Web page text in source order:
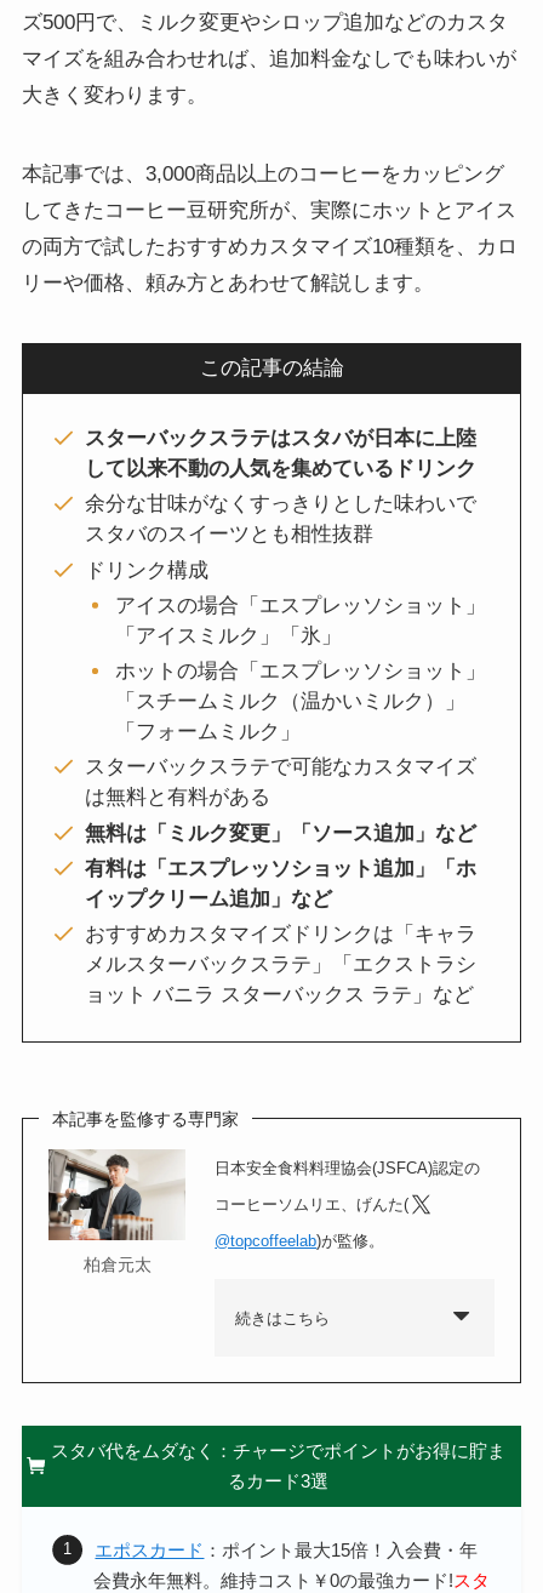
ズ500円で、ミルク変更やシロップ追加などのカスタ
マイズを組み合わせれば、追加料金なしでも味わいが
大きく変わります。
本記事では、3,000商品以上のコーヒーをカッピング
してきたコーヒー豆研究所が、実際にホットとアイス
の両方で試したおすすめカスタマイズ10種類を、カロ
リーや価格、頼み方とあわせて解説します。
この記事の結論
スターバックスラテはスタバが日本に上陸
して以来不動の人気を集めているドリンク
余分な甘味がなくすっきりとした味わいで
スタバのスイーツとも相性抜群
ドリンク構成
アイスの場合「エスプレッソショット」
「アイスミルク」「氷」
ホットの場合「エスプレッソショット」
「スチームミルク（温かいミルク）」
「フォームミルク」
スターバックスラテで可能なカスタマイズ
は無料と有料がある
無料は「ミルク変更」「ソース追加」など
有料は「エスプレッソショット追加」「ホ
イップクリーム追加」など
おすすめカスタマイズドリンクは「キャラ
メルスターバックスラテ」「エクストラシ
ョット バニラ スターバックス ラテ」など
本記事を監修する専門家
柏倉元太
日本安全食料料理協会(JSFCA)認定の
コーヒーソムリエ、げんた(
@topcoffeelab)が監修。
続きはこちら
スタバ代をムダなく：チャージでポイントがお得に貯ま
るカード3選
エポスカード ：ポイント最大15倍！ 入会費・年
会費永年無料。維持コスト￥0の最強カード!スタ